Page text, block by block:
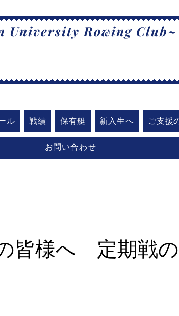
University Rowing Club~
ル 戦績 保有艇 新入生へ ご支援
お問い合わせ
皆様へ 定期戦